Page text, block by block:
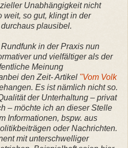
Unabhängigkeit nicht
weit, so gut, klingt in der
plausibel.
in der Praxis nun
und vielfältiger als der
Meinung
den Zeit- Artikel "Vom Volk
Es ist nämlich nicht so.
der Unterhaltung – privat
– möchte ich an dieser Stelle
Informationen, bspw. aus
oder Nachrichten.
mit unterschwelliger